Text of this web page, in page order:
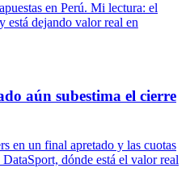
en Perú. Mi lectura: el
está dejando valor real en
aún subestima el cierre
en un final apretado y las cuotas
dónde está el valor real